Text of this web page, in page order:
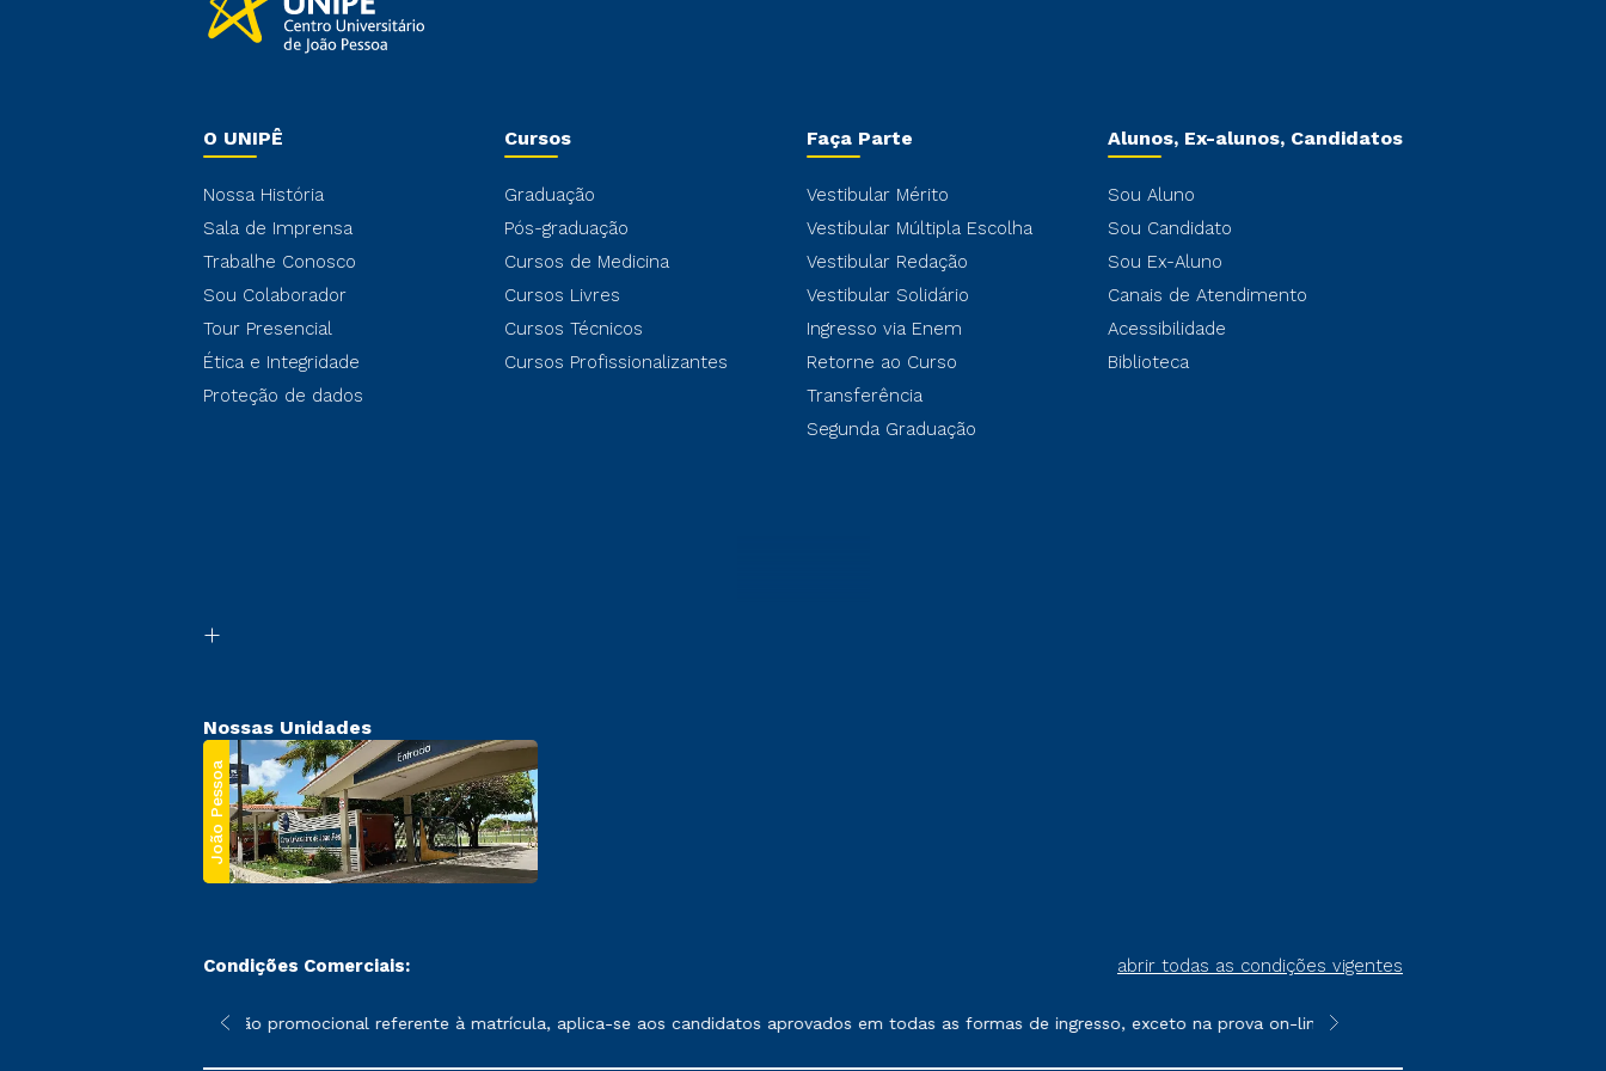
O UNIPÊ
Nossa História
Sala de Imprensa
Trabalhe Conosco
Sou Colaborador
Tour Presencial
Ética e Integridade
Proteção de dados
Cursos
Graduação
Pós-graduação
Cursos de Medicina
Cursos Livres
Cursos Técnicos
Cursos Profissionalizantes
Faça Parte
Vestibular Mérito
Vestibular Múltipla Escolha
Vestibular Redação
Vestibular Solidário
Ingresso via Enem
Retorne ao Curso
Transferência
Segunda Graduação
Alunos, Ex-alunos, Candidatos
Sou Aluno
Sou Candidato
Sou Ex-Aluno
Canais de Atendimento
Acessibilidade
Biblioteca
Nossas Unidades
João Pessoa
Condições Comerciais: abrir todas as condições vigentes
sofrer alterações nos períodos de rematrícula conforme exposto no contrato de prestação de serviços.
*A condição promocional referente à matrícula, aplica-se aos candidatos aprovados em todas as formas de ingresso, exceto na prova on-line ou agendada, que ofertam
**Semipresencial é um formato do